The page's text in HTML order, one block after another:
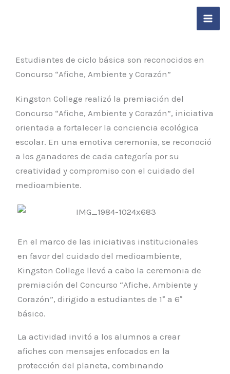
Estudiantes de ciclo básica son reconocidos en
Concurso “Afiche, Ambiente y Corazón”
Kingston College realizó la premiación del
Concurso “Afiche, Ambiente y Corazón”, iniciativa
orientada a fortalecer la conciencia ecológica
escolar. En una emotiva ceremonia, se reconoció
a los ganadores de cada categoría por su
creatividad y compromiso con el cuidado del
medioambiente.
En el marco de las iniciativas institucionales
en favor del cuidado del medioambiente,
Kingston College llevó a cabo la ceremonia de
premiación del Concurso “Afiche, Ambiente y
Corazón”, dirigido a estudiantes de 1° a 6°
básico.
La actividad invitó a los alumnos a crear
afiches con mensajes enfocados en la
protección del planeta, combinando